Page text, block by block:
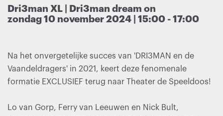
Dri3man XL | Dri3man dream on
zondag 10 november 2024 | 15:00 - 17:00
Na het onvergetelijke succes van 'DRI3MAN en de
Vaandeldragers' in 2021, keert deze fenomenale
formatie EXCLUSIEF terug naar Theater de Speeldoos!
Lo van Gorp, Ferry van Leeuwen en Nick Bult,